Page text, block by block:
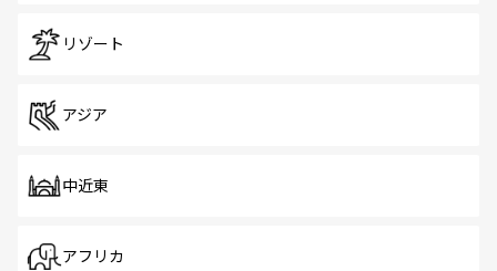
リゾート
アジア
中近東
アフリカ